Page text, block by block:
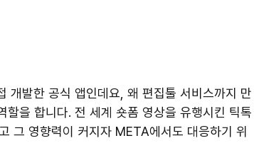
발한 공식 앱인데요, 왜 편집툴 서비스까지 만
을 합니다. 전 세계 숏폼 영상을 유행시킨 틱톡
그 영향력이 커지자 META에서도 대응하기 위